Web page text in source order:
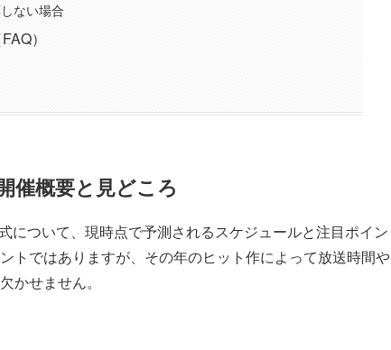
ない場合
）
催概要と見どころ
について、現時点で予測されるスケジュールと注目ポイン
トではありますが、その年のヒット作によって放送時間や
かせません。